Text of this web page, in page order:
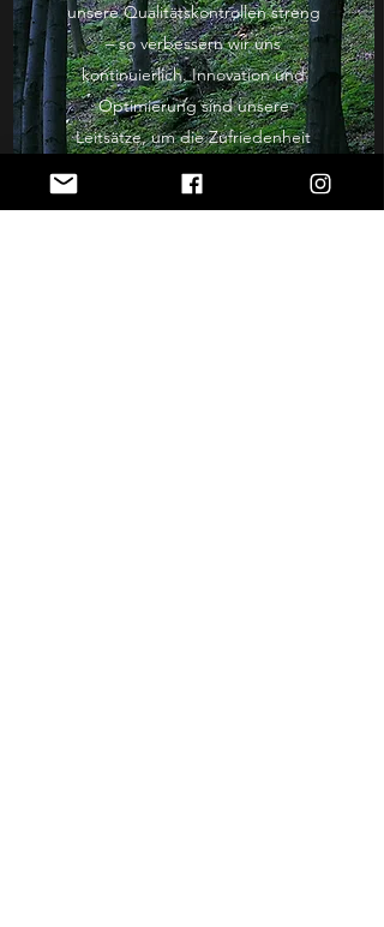
unsere Qualitätskontrollen streng
– so verbessern wir uns
kontinuierlich. Innovation und
Optimierung sind unsere
Leitsätze, um die Zufriedenheit
unserer Kunden bestmöglich zu
gewährleisten.